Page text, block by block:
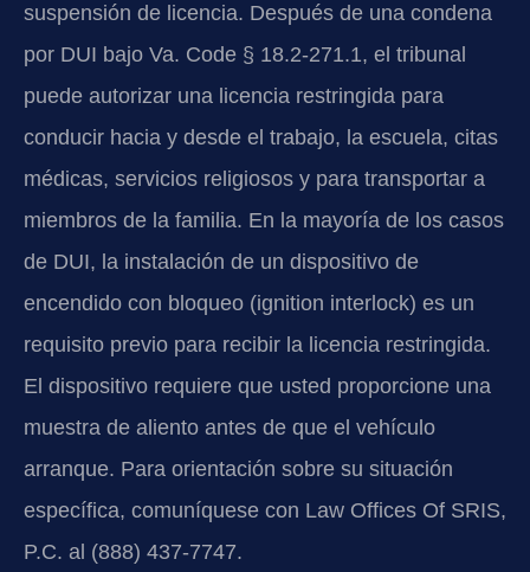
suspensión de licencia. Después de una condena
por DUI bajo Va. Code § 18.2-271.1, el tribunal
puede autorizar una licencia restringida para
conducir hacia y desde el trabajo, la escuela, citas
médicas, servicios religiosos y para transportar a
miembros de la familia. En la mayoría de los casos
de DUI, la instalación de un dispositivo de
encendido con bloqueo (ignition interlock) es un
requisito previo para recibir la licencia restringida.
El dispositivo requiere que usted proporcione una
muestra de aliento antes de que el vehículo
arranque. Para orientación sobre su situación
específica, comuníquese con Law Offices Of SRIS,
P.C. al (888) 437-7747.